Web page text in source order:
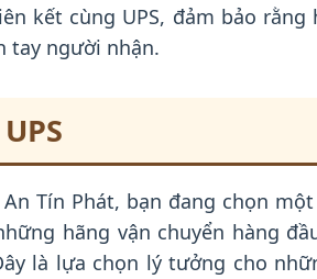
kết cùng UPS, đảm bảo rằng
tay người nhận.
Tín Phát, bạn đang chọn
hãng vận chuyển hàng
là lựa chọn lý tưởng cho